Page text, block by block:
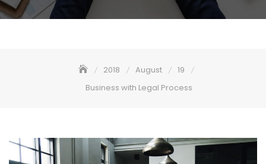
2018 August
19
Business with Legal Process